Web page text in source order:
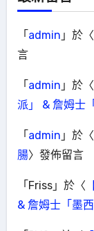
「admin 」於〈
言
「admin 」於〈
派」 & 詹姆士
「admin 」於〈
腸〉發佈留言
「Friss」於〈
& 詹姆士「墨